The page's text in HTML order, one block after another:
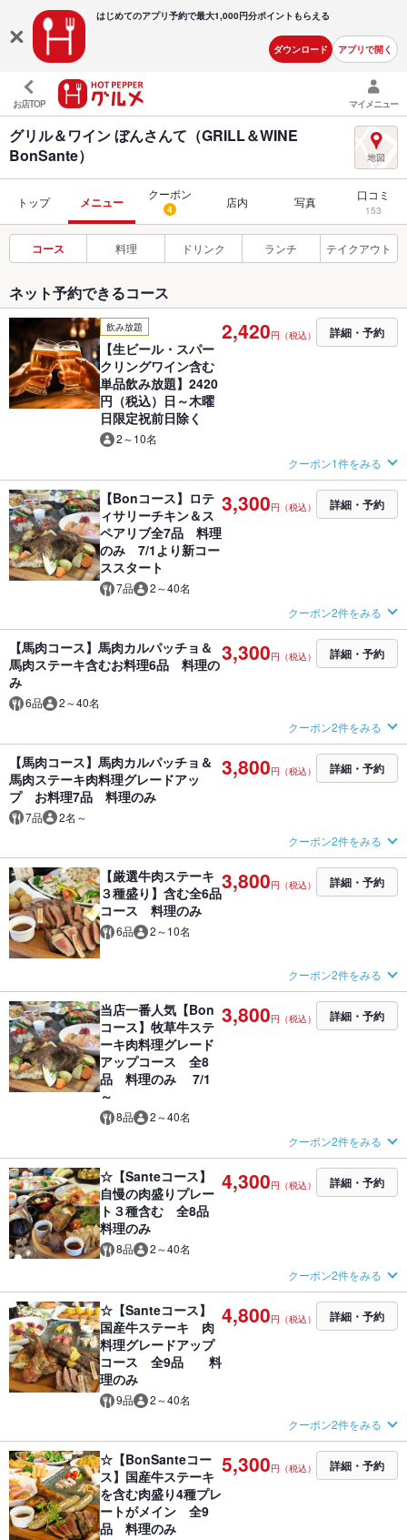
はじめてのアプリ予約で最大1,000円分ポイントもらえる
ダウンロード アプリで開く
お店TOP マイメニュー
グリル＆ワイン ぼんさんて（GRILL＆WINE
BonSante）
トップ メニュー
クーポン
4 店内 写真 口コミ
153
コース 料理 ドリンク ランチ テイクアウト
ネット予約できるコース
飲み放題
【生ビール・スパー
クリングワイン含む
単品飲み放題】2420
円（税込）日～木曜
日限定祝前日除く
2～10名
2,420円（税込） 詳細・予約
クーポン1件をみる
【Bonコース】ロテ
ィサリーチキン＆ス
ペアリブ全7品 料理
のみ 7/1より新コー
ススタート
7品 2～40名
3,300円（税込） 詳細・予約
クーポン2件をみる
【馬肉コース】馬肉カルパッチョ＆
馬肉ステーキ含むお料理6品 料理の
み
6品 2～40名
3,300円（税込） 詳細・予約
クーポン2件をみる
【馬肉コース】馬肉カルパッチョ＆
馬肉ステーキ肉料理グレードアッ
プ お料理7品 料理のみ
7品 2名～
3,800円（税込） 詳細・予約
クーポン2件をみる
【厳選牛肉ステーキ
３種盛り】含む全6品
コース 料理のみ
6品 2～10名
3,800円（税込） 詳細・予約
クーポン2件をみる
当店一番人気【Bon
コース】牧草牛ステ
ーキ肉料理グレード
アップコース 全8
品 料理のみ 7/1
～
8品 2～40名
3,800円（税込） 詳細・予約
クーポン2件をみる
☆【Santeコース】
自慢の肉盛りプレー
ト３種含む 全8品
料理のみ
8品 2～40名
4,300円（税込） 詳細・予約
クーポン2件をみる
☆【Santeコース】
国産牛ステーキ 肉
料理グレードアップ
コース 全9品 料
理のみ
9品 2～40名
4,800円（税込） 詳細・予約
クーポン2件をみる
☆【BonSanteコー
ス】国産牛ステーキ
を含む肉盛り4種プレ
ートがメイン 全9
品 料理のみ
5,300円（税込） 詳細・予約